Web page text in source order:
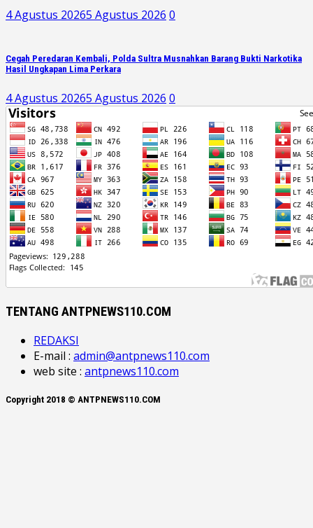
4 Agustus 20265 Agustus 2026 0
Cegah Peredaran Kembali, Polda Sultra Musnahkan Barang Bukti Narkotika
Hasil Ungkapan Lima Perkara
4 Agustus 20265 Agustus 2026 0
TENTANG ANTPNEWS110.COM
REDAKSI
E-mail : admin@antpnews110.com
web site : antpnews110.com
Copyright 2018 © ANTPNEWS110.COM